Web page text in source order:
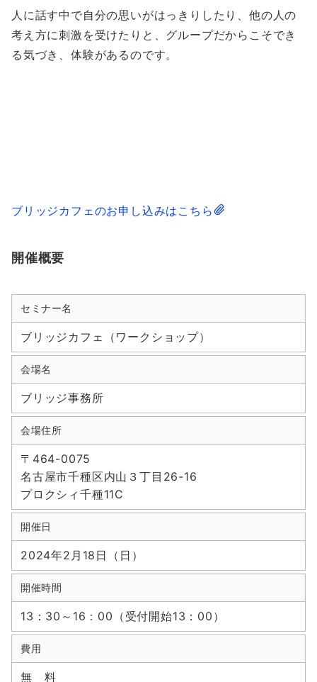
人に話す中で自分の思いがはっきりしたり、他の人の
考え方に刺激を受けたりと、グループだからこそでき
る気づき、体験があるのです。
ブリッジカフェのお申し込みはこちら
開催概要
セミナー名
ブリッジカフェ（ワークショップ）
会場名
ブリッジ事務所
会場住所
〒464-0075
名古屋市千種区内山３丁目26-16
プロクシィ千種11C
開催日
2024年2月18日（日）
開催時間
13：30～16：00（受付開始13：00）
費用
無 料